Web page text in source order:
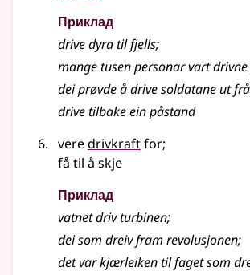
Приклад
drive dyra til fjells;
mange tusen personar vart
dei prøvde å drive soldatane ut
drive tilbake ein påstand
veredrivkraftfor;
få til å skje
Приклад
vatnet driv turbinen;
dei som dreiv fram revolusjonen;
det var kjærleiken til faget som